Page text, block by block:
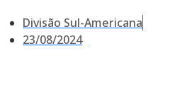
Divisão Sul-Americana
23/08/2024